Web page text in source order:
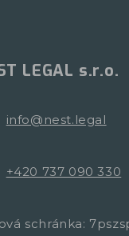
LEGAL s.r.o.
info@nest.legal
+420 737 090 330
schránka: